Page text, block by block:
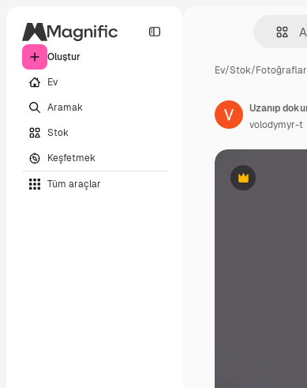
Oluştur
Ev
Aramak
Stok
Keşfetmek
Tüm araçlar
Ev/Stok/Fotoğraflar
Premium
volodymyr-t